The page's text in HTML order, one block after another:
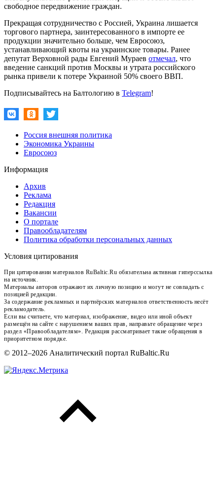
свободное передвижение граждан.
Прекращая сотрудничество с Россией, Украина лишается
торгового партнера, заинтересованного в импорте ее
продукции значительно больше, чем Евросоюз,
устанавливающий квоты на украинские товары. Ранее
депутат Верховной рады Евгений Мураев отмечал, что
введение санкций против Москвы и утрата российского
рынка привели к потере Украиной 50% своего ВВП.
Подписывайтесь на Балтологию в Telegram!
Россия внешняя политика
Экономика Украины
Евросоюз
Информация
Архив
Реклама
Редакция
Вакансии
О портале
Правообладателям
Политика обработки персональных данных
Условия цитирования
При цитировании материалов RuBaltic.Ru обязательна активная гиперссылка
на источник.
Материалы авторов отражают их личную позицию и могут не совпадать с
позицией редакции.
За содержание рекламных и партнёрских материалов ответственность несёт
рекламодатель.
Если вы считаете, что материал, изображение, видео или иной объект
размещён на сайте с нарушением ваших прав, направьте обращение через
раздел «Правообладателям». Редакция рассматривает такие обращения в
приоритетном порядке.
© 2012–2026 Аналитический портал RuBaltic.Ru